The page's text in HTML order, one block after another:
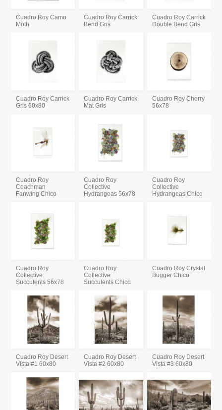
Cuadro Roy Camo
Moth
Cuadro Roy Carrick
Bend Gris
Cuadro Roy Carrick
Double Bend Gris
Cuadro Roy Carrick
Gris 60x80
Cuadro Roy Carrick
Mat Gris
Cuadro Roy Cherry
56x78
Cuadro Roy
Coachman
Fanwing Chico
Cuadro Roy
Collective
Hydrangeas 56x78
Cuadro Roy
Collective
Hydrangeas Chico
Cuadro Roy
Collective
Succulents 56x78
Cuadro Roy
Collective
Succulents Chico
Cuadro Roy Crystal
Bugger Chico
Cuadro Roy Desert
Vista #1 60x80
Cuadro Roy Desert
Vista #2 60x80
Cuadro Roy Desert
Vista #3 60x80